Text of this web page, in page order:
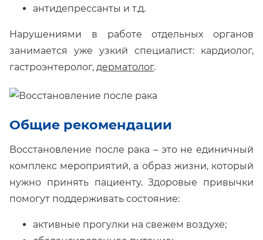
антидепрессанты и т.д.
Нарушениями в работе отдельных органов
занимается уже узкий специалист: кардиолог,
гастроэнтеролог, дерматолог.
Общие рекомендации
Восстановление после рака – это не единичный
комплекс мероприятий, а образ жизни, который
нужно принять пациенту. Здоровые привычки
помогут поддерживать состояние:
активные прогулки на свежем воздухе;